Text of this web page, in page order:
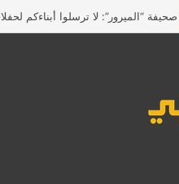
صحيفة “الميرور”: لا ترسلوا أبناءكم